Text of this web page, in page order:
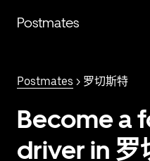
Postmates
Postmates > 罗切斯特
Become a
driver in 罗